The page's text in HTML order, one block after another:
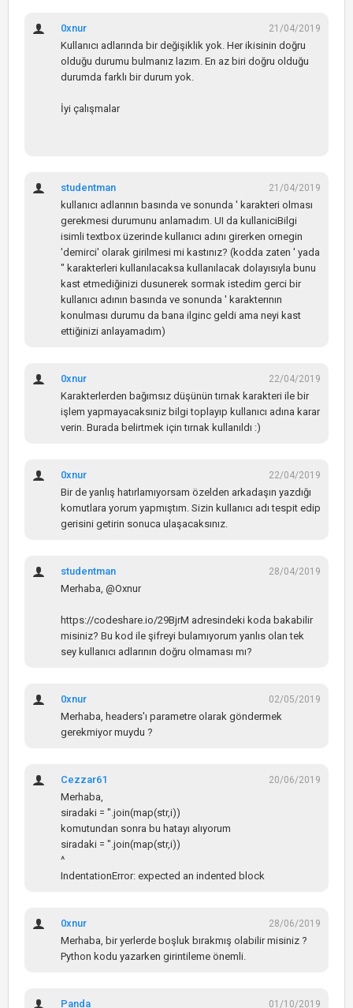
21/04/2019
0xnur
Kullanıcı adlarında bir değişiklik yok. Her ikisinin doğru
olduğu durumu bulmanız lazım. En az biri doğru olduğu
durumda farklı bir durum yok.
İyi çalışmalar
21/04/2019
studentman
kullanıcı adlarının basında ve sonunda ' karakteri olması
gerekmesi durumunu anlamadım. UI da kullaniciBilgi
isimli textbox üzerinde kullanıcı adını girerken ornegin
'demirci' olarak girilmesi mi kastınız? (kodda zaten ' yada
" karakterleri kullanılacaksa kullanılacak dolayısıyla bunu
kast etmediğinizi dusunerek sormak istedim gerci bir
kullanıcı adının basında ve sonunda ' karakterının
konulması durumu da bana ilginc geldi ama neyi kast
ettiğinizi anlayamadım)
22/04/2019
0xnur
Karakterlerden bağımsız düşünün tırnak karakteri ile bir
işlem yapmayacaksıniz bilgi toplayıp kullanıcı adına karar
verin. Burada belirtmek için tırnak kullanıldı :)
22/04/2019
0xnur
Bir de yanlış hatırlamıyorsam özelden arkadaşın yazdığı
komutlara yorum yapmıştım. Sizin kullanıcı adı tespit edip
gerisini getirin sonuca ulaşacaksınız.
28/04/2019
studentman
Merhaba, @Oxnur
https://codeshare.io/29BjrM adresindeki koda bakabilir
misiniz? Bu kod ile şifreyi bulamıyorum yanlıs olan tek
sey kullanıcı adlarının doğru olmaması mı?
02/05/2019
0xnur
Merhaba, headers'ı parametre olarak göndermek
gerekmiyor muydu ?
20/06/2019
Cezzar61
Merhaba,
siradaki = ".join(map(str,i))
komutundan sonra bu hatayı alıyorum
siradaki = ".join(map(str,i))
^
IndentationError: expected an indented block
28/06/2019
0xnur
Merhaba, bir yerlerde boşluk bırakmış olabilir misiniz ?
Python kodu yazarken girintileme önemli.
01/10/2019
Panda